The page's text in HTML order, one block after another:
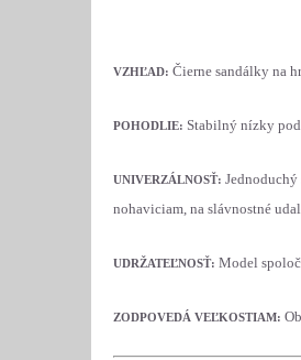
VZHĽAD: Čierne sandálky na
POHODLIE: Stabilný nízky
UNIVERZÁLNOSŤ:
nohaviciam, na slávnostné
UDRŽATEĽNOSŤ: Model
ZODPOVEDÁ VEĽKOSTIAM: